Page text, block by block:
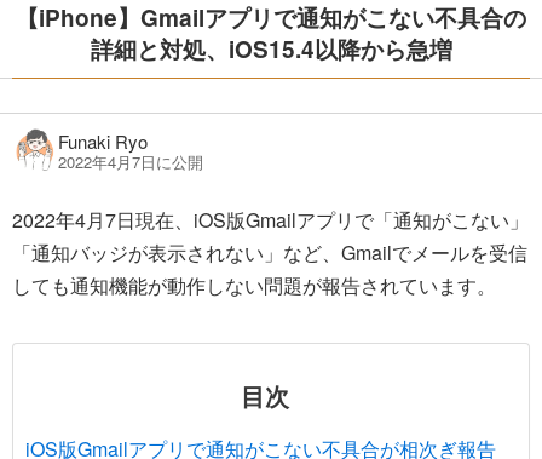
【iPhone】Gmailアプリで通知がこない不具合の
詳細と対処、iOS15.4以降から急増
Funaki Ryo
2022年4月7日に公開
2022年4月7日現在、iOS版Gmailアプリで「通知がこない」
「通知バッジが表示されない」など、Gmailでメールを受信
しても通知機能が動作しない問題が報告されています。
目次
iOS版Gmailアプリで通知がこない不具合が相次ぎ報告